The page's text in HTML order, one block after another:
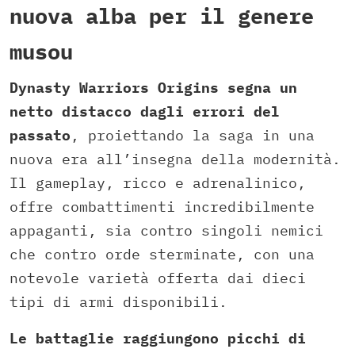
nuova alba per il genere
musou
Dynasty Warriors Origins segna un
netto distacco dagli errori del
passato , proiettando la saga in una
nuova era all’insegna della modernità.
Il gameplay, ricco e adrenalinico,
offre combattimenti incredibilmente
appaganti, sia contro singoli nemici
che contro orde sterminate, con una
notevole varietà offerta dai dieci
tipi di armi disponibili.
Le battaglie raggiungono picchi di